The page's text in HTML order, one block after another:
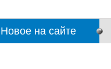
Новое на сайте